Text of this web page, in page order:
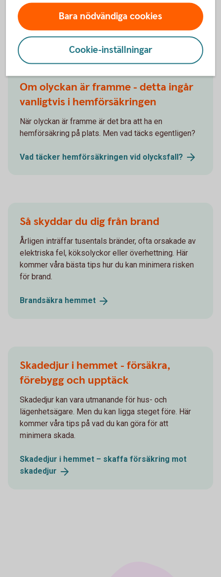
exakt vad som täcks.
Andra läser också
Om olyckan är framme - detta ingår
vanligtvis i hemförsäkringen
När olyckan är framme är det bra att ha en
hemförsäkring på plats. Men vad täcks egentligen?
Vad täcker hemförsäkringen vid olycksfall?
Så skyddar du dig från brand
Årligen inträffar tusentals bränder, ofta orsakade av
elektriska fel, köksolyckor eller överhettning. Här
kommer våra bästa tips hur du kan minimera risken
för brand.
Brandsäkra hemmet
Skadedjur i hemmet - försäkra,
förebygg och upptäck
Skadedjur kan vara utmanande för hus- och
lägenhetsägare. Men du kan ligga steget före. Här
kommer våra tips på vad du kan göra för att
minimera skada.
Skadedjur i hemmet – skaffa försäkring mot
skadedjur
Bara nödvändiga cookies
Cookie-inställningar